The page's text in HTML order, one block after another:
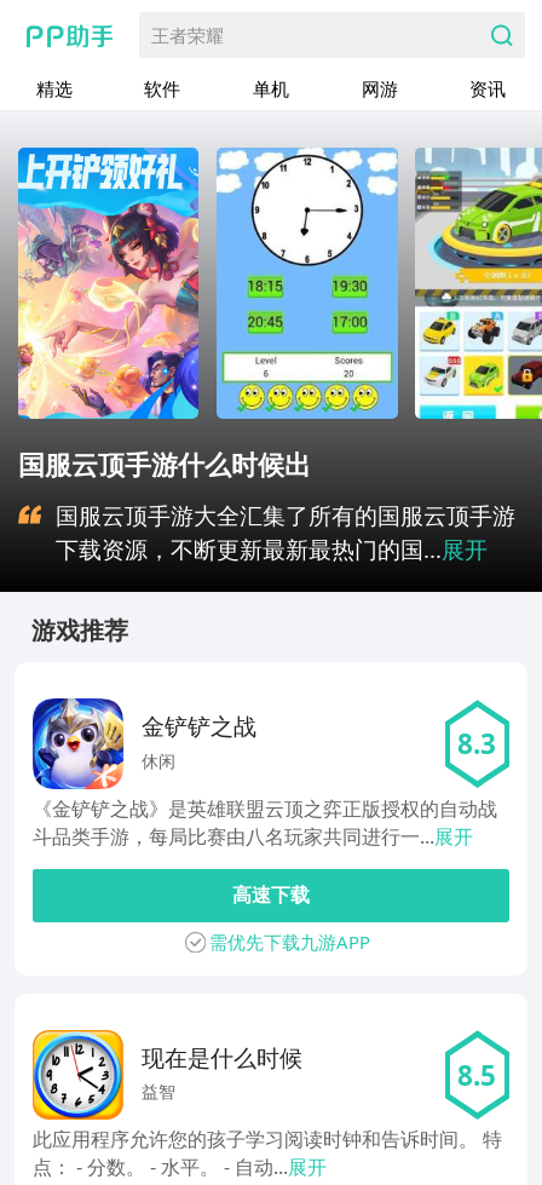
王者荣耀
精选 软件 单机 网游 资讯
国服云顶手游什么时候出
国服云顶手游大全汇集了所有的国服云顶手游
下载资源，不断更新最新最热门的国...展开
游戏推荐
金铲铲之战
休闲 8.3
《金铲铲之战》是英雄联盟云顶之弈正版授权的自动战
斗品类手游，每局比赛由八名玩家共同进行一...展开
高速下载
需优先下载九游APP
现在是什么时候
益智 8.5
此应用程序允许您的孩子学习阅读时钟和告诉时间。 特
点： - 分数。 - 水平。 - 自动...展开